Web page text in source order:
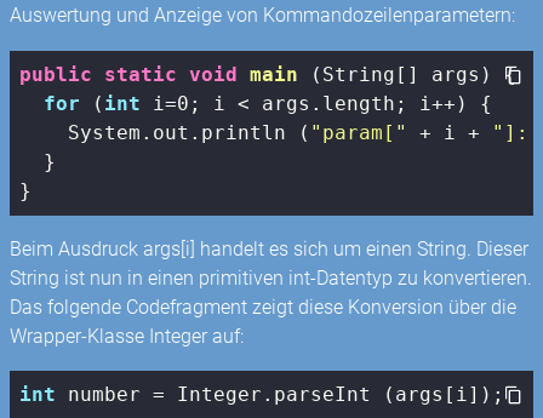
Auswertung und Anzeige von Kommandozeilenparametern:
public static void main (String[] args)
{
for ( int i=0 ; i < args.length; i++) {
    System.out.println (
"param[" + i + "]:
  }
}
Beim Ausdruck args[i] handelt es sich um einen String. Dieser
String ist nun in einen primitiven int-Datentyp zu konvertieren.
Das folgende Codefragment zeigt diese Konversion über die
Wrapper-Klasse Integer auf:
int number = Integer.parseInt (args[i]);